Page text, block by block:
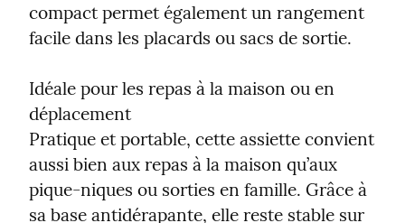
compact permet également un rangement
facile dans les placards ou sacs de sortie.
Idéale pour les repas à la maison ou en
déplacement
Pratique et portable, cette assiette convient
aussi bien aux repas à la maison qu’aux
pique-niques ou sorties en famille. Grâce à
sa base antidérapante, elle reste stable sur